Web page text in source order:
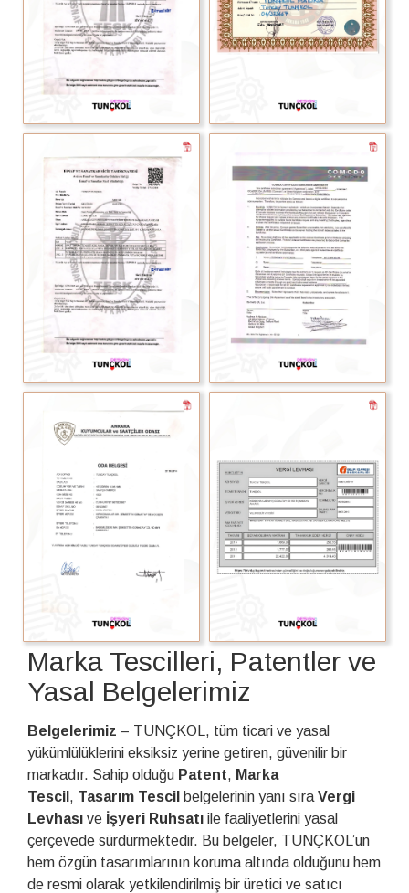
Marka Tescilleri, Patentler ve
Yasal Belgelerimiz
Belgelerimiz – TUNÇKOL, tüm ticari ve yasal
yükümlülüklerini eksiksiz yerine getiren, güvenilir bir
markadır. Sahip olduğu Patent, Marka
Tescil , Tasarım Tescil belgelerinin yanı sıra Vergi
Levhası ve İşyeri Ruhsatı ile faaliyetlerini yasal
çerçevede sürdürmektedir. Bu belgeler, TUNÇKOL’un
hem özgün tasarımlarının koruma altında olduğunu hem
de resmi olarak yetkilendirilmiş bir üretici ve satıcı